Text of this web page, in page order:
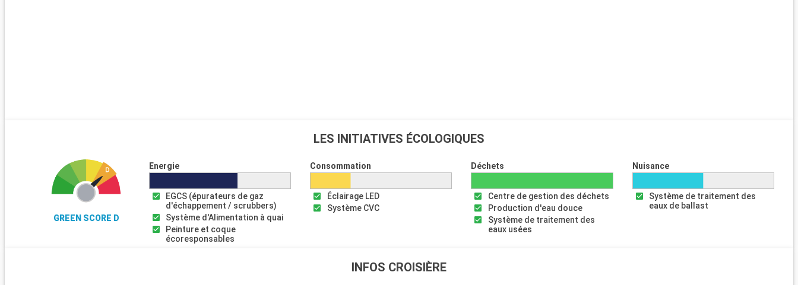
LES INITIATIVES ÉCOLOGIQUES
GREEN SCORE D
Energie
EGCS (épurateurs de gaz
d'échappement / scrubbers)
Système d'Alimentation à quai
Peinture et coque
écoresponsables
Consommation
Éclairage LED
Système CVC
Déchets
Centre de gestion des déchets
Production d'eau douce
Système de traitement des
eaux usées
Nuisance
Système de traitement des
eaux de ballast
INFOS CROISIÈRE